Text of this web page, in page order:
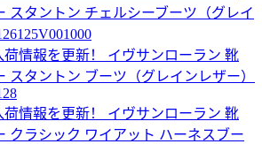
スタントン チェルシーブーツ（グレイ
荷情報を更新！ イヴサンローラン 靴
スタントン ブーツ（グレインレザー）
荷情報を更新！ イヴサンローラン 靴
クラシック ワイアット ハーネスブー